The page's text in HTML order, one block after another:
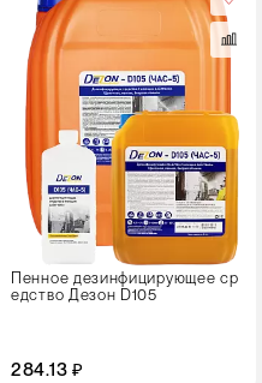
Пенное дезинфицирующее ср
едство Дезон D105
284.13 ₽